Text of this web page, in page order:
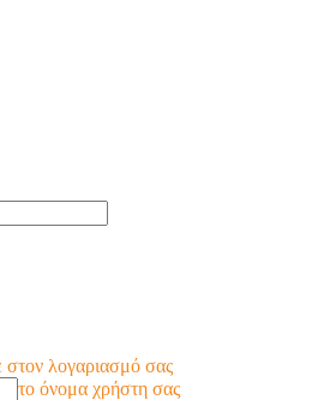
λογαριασμό σας
το όνομα χρήστη σας